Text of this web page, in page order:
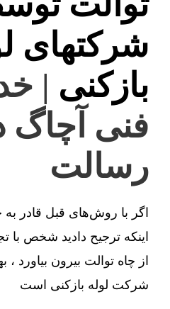
شرکتهای
بازکنی |
فنی آچاگ
رسالت
اگر با روش‌های قبل قادر به
اینکه ترجیح دادید شخص با
از چاه توالت بیرون بیاورد ،
شرکت لوله بازکنی است